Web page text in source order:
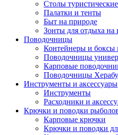
Столы туристические
Палатки и тенты
Быт на природе
Зонты для отдыха на
Поводочницы
Контейнеры и боксы
Поводочницы
Карповые
Поводочницы
Инструменты и аксессуары
Инструменты
Расходники и
Крючки и поводки
Карповые крючки
Крючки и поводки